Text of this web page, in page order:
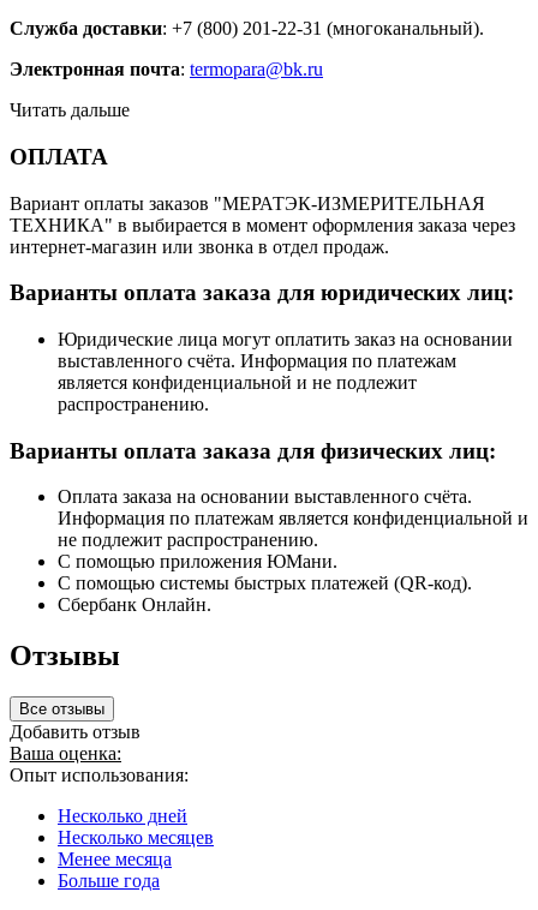
Служба доставки: +7 (800) 201-22-31 (многоканальный).
Электронная почта: termopara@bk.ru
Читать дальше
ОПЛАТА
Вариант оплаты заказов "МЕРАТЭК-ИЗМЕРИТЕЛЬНАЯ
ТЕХНИКА" в выбирается в момент оформления заказа через
интернет-магазин или звонка в отдел продаж.
Варианты оплата заказа для юридических лиц:
Юридические лица могут оплатить заказ на основании
выставленного счёта. Информация по платежам
является конфиденциальной и не подлежит
распространению.
Варианты оплата заказа для физических лиц:
Оплата заказа на основании выставленного счёта.
Информация по платежам является конфиденциальной и
не подлежит распространению.
С помощью приложения ЮМани.
С помощью системы быстрых платежей (QR-код).
Сбербанк Онлайн.
Отзывы
Все отзывы
Добавить отзыв
Ваша оценка:
Опыт использования:
Несколько дней
Несколько месяцев
Менее месяца
Больше года